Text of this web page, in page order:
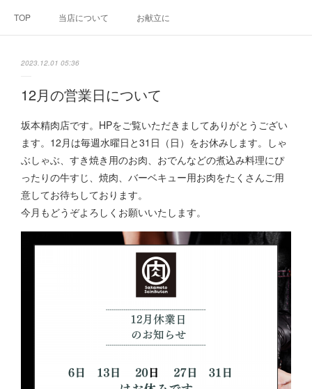
TOP 当店について お献立に
2023.12.01 05:36
12月の営業日について
坂本精肉店です。HPをご覧いただきましてありがとうござい
ます。12月は毎週水曜日と31日（日）をお休みします。しゃ
ぶしゃぶ、すき焼き用のお肉、おでんなどの煮込み料理にぴ
ったりの牛すじ、焼肉、バーベキュー用お肉をたくさんご用
意してお待ちしております。
今月もどうぞよろしくお願いいたします。